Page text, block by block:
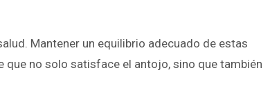
Mantener un equilibrio adecuado de estas
que no solo satisface el antojo, sino que también